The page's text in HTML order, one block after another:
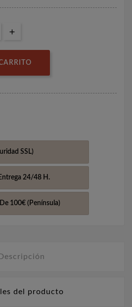
SSL)
Entrega 24/48 H.
100€ (Península)
Descripción
del producto